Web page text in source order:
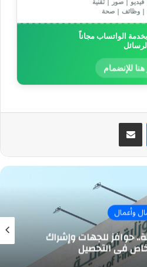
| وظائف | صحة
الواتساب مجاناً
هنا للإنضمام
تيلقرام مشاركة عبر البريد
وأعمال
حوافز للجهات وإشراك
في التحصيل